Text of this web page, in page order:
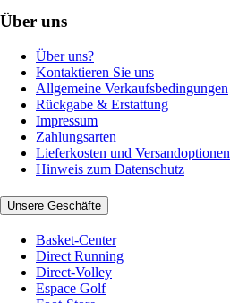
Über uns
Über uns?
Kontaktieren Sie uns
Allgemeine Verkaufsbedingungen
Rückgabe & Erstattung
Impressum
Zahlungsarten
Lieferkosten und Versandoptionen
Hinweis zum Datenschutz
Unsere Geschäfte
Basket-Center
Direct Running
Direct-Volley
Espace Golf